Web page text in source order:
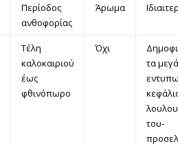
Περίοδος
ανθοφορίας
Άρωμα
Τέλη
καλοκαιριού
έως
φθινόπωρο
Όχι
τα
του-